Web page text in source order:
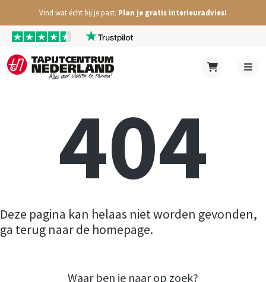
Vind wat écht bij je past. Plan je gratis interieuradvies!
404
Deze pagina kan helaas niet worden gevonden,
ga terug naar de homepage.
Waar ben je naar op zoek?